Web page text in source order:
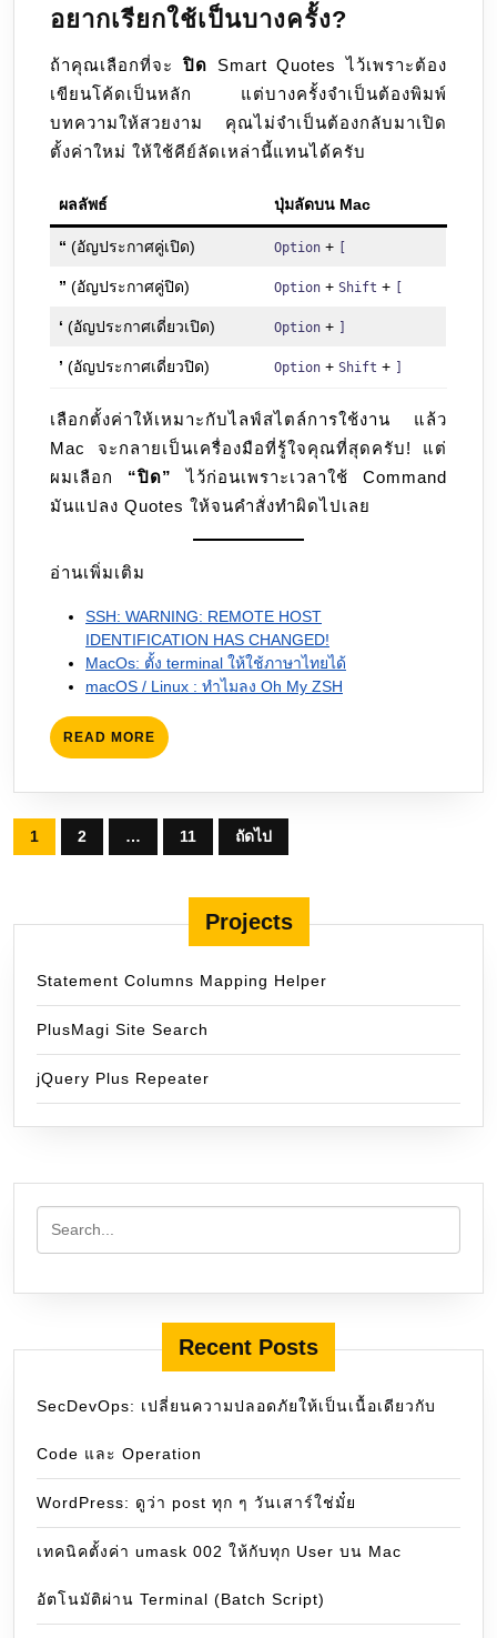
อยากเรียกใช้เป็นบางครั้ง?
ถ้าคุณเลือกที่จะปิด Smart Quotes ไว้เพราะต้อง
เขียนโค้ดเป็นหลัก แต่บางครั้งจำเป็นต้องพิมพ์
บทความให้สวยงาม คุณไม่จำเป็นต้องกลับมาเปิด
ตั้งค่าใหม่ ให้ใช้คีย์ลัดเหล่านี้แทนได้ครับ
ผลลัพธ์ ปุ่มลัดบน Mac
“ (อัญประกาศคู่เปิด) Option +
” (อัญประกาศคู่ปิด) Option + Shift +
‘ (อัญประกาศเดี่ยวเปิด) Option +
’ (อัญประกาศเดี่ยวปิด) Option + Shift +
เลือกตั้งค่าให้เหมาะกับไลฟ์สไตล์การใช้งาน แล้ว
Mac จะกลายเป็นเครื่องมือที่รู้ใจคุณที่สุดครับ! แต่
ผมเลือก “ปิด”
ไว้ก่อนเพราะเวลาใช้ Command
มันแปลง Quotes ให้จนคำสั่งทำผิดไปเลย
อ่านเพิ่มเติม
SSH: WARNING: REMOTE HOST
IDENTIFICATION HAS CHANGED!
MacOs: ตั้ง terminal ให้ใช้ภาษาไทยได้
macOS / Linux : ทำไมลง Oh My ZSH
READ MORE READ
MORE
Posts
pagination
1 2 … 11 ถัดไป
Projects
Statement Columns Mapping Helper
PlusMagi Site Search
jQuery Plus Repeater
Recent Posts
SecDevOps: เปลี่ยนความปลอดภัยให้เป็นเนื้อเดียวกับ
Code และ Operation
WordPress: ดูว่า post ทุก ๆ วันเสาร์ใช่มั๋ย
เทคนิคตั้งค่า umask 002 ให้กับทุก User บน Mac
อัตโนมัติผ่าน Terminal (Batch Script)